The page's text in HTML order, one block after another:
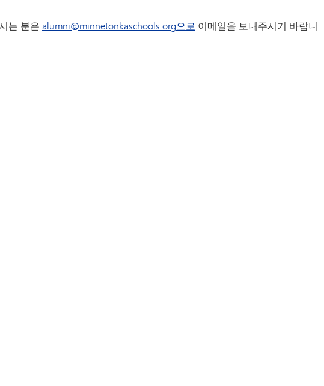
는 분은 alumni@minnetonkaschools.org으로 이메일을 보내주시기 바랍니